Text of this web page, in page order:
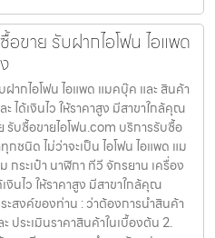
ขาย รับฝากไอโฟน ไอแพด
ากไอโฟน ไอแพด แมคบุ๊ค และ สินค้า
ได้เงินไว ให้ราคาสูง มีสาขาใกล้คุณ
รับซื้อขายไอโฟน.com บริการรับซื้อ
ชนิด ไม่ว่าจะเป็น ไอโฟน ไอแพด แม
ระเป๋า นาฬิกา ทีวี จักรยาน เครื่อง
งินไว ให้ราคาสูง มีสาขาใกล้คุณ
ะสงค์ของท่าน : ว่าต้องการนำสินค้า
ประเมินราคาสินค้าในเบื้องต้น 2.